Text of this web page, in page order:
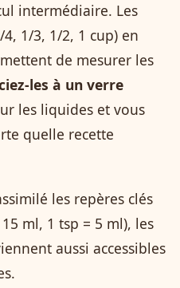
intermédiaire. Les
1/3, 1/2, 1 cup) en
de mesurer les
les à un verre
les liquides et vous
quelle recette
les repères clés
ml, 1 tsp = 5 ml), les
aussi accessibles